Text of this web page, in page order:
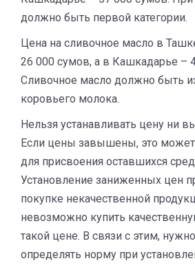
должно быть первой категории.
Цена на сливочное масло в
26 000 сумов, а в Кашкадарье –
Сливочное масло должно быть
коровьего молока.
Нельзя устанавливать цену ни
Если цены завышены, это может
для присвоения оставшихся
Установление заниженных цен
покупке некачественной
невозможно купить
такой цене. В связи с этим,
определять норму при